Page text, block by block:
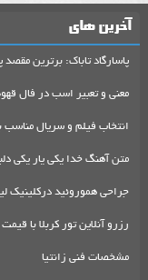
آخرین های
پاسارگاد تاباک: برترین
معنی و تعبیر اسب در فال
انتخاب فیلم و سریال
متن آهنگ خدا یکی یار یکی
جراحی هموروئید درکلینیک
رزرو آنلاین تور کربلا با
مشخصات فنی زانتیا